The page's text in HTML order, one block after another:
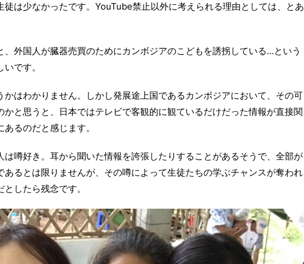
徒は少なかったです。YouTube禁止以外に考えられる理由としては、とあ
、外国人が臓器売買のためにカンボジアのこどもを誘拐している…という
です。
かはわかりません。しかし発展途上国であるカンボジアにおいて、その可
かと思うと、日本ではテレビで客観的に観ているだけだった情報が直接関
るのだと感じます。
は噂好き。耳から聞いた情報を誇張したりすることがあるそうで、全部が
あるとは限りませんが、その噂によって生徒たちの学ぶチャンスが奪われ
したら残念です。